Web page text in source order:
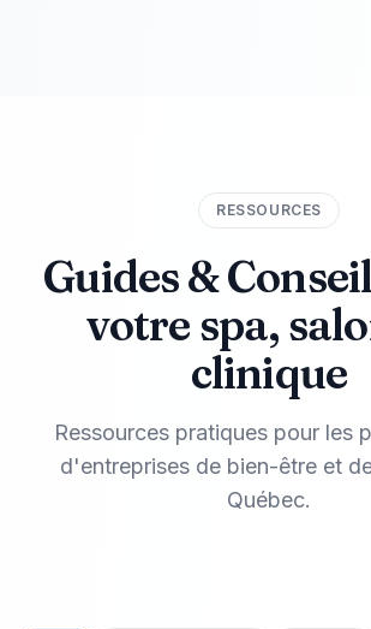
RESSOURCES
Guides &
votre spa,
clinique
Ressources pratiques pour les
d'entreprises de bien-être et
Québec.